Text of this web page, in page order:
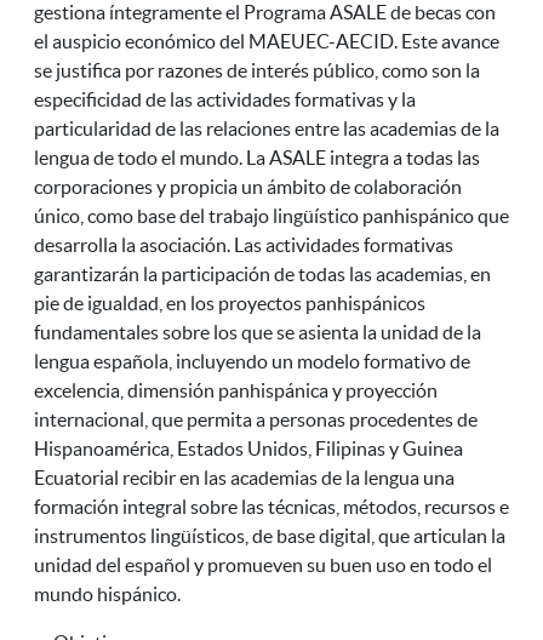
gestiona íntegramente el Programa ASALE de becas con
el auspicio económico del MAEUEC-AECID. Este avance
se justifica por razones de interés público, como son la
especificidad de las actividades formativas y la
particularidad de las relaciones entre las academias de la
lengua de todo el mundo. La ASALE integra a todas las
corporaciones y propicia un ámbito de colaboración
único, como base del trabajo lingüístico panhispánico que
desarrolla la asociación. Las actividades formativas
garantizarán la participación de todas las academias, en
pie de igualdad, en los proyectos panhispánicos
fundamentales sobre los que se asienta la unidad de la
lengua española, incluyendo un modelo formativo de
excelencia, dimensión panhispánica y proyección
internacional, que permita a personas procedentes de
Hispanoamérica, Estados Unidos, Filipinas y Guinea
Ecuatorial recibir en las academias de la lengua una
formación integral sobre las técnicas, métodos, recursos e
instrumentos lingüísticos, de base digital, que articulan la
unidad del español y promueven su buen uso en todo el
mundo hispánico.